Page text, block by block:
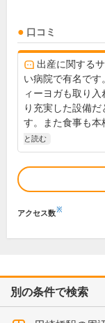
口コミ
出産に関する
い病院で有名です
ィーヨガも取り入
り充実した設備だ
す。また食事も本
と読む
アクセス数※
別の条件で検索